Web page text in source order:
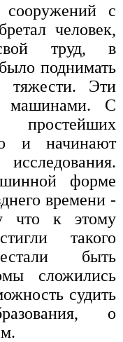
сооружений с
человек,
свой труд, в
поднимать
тяжести. Эти
машинами. С
простейших
и начинают
форме
времени -
что к этому
такого
быть
сложились
судить
о